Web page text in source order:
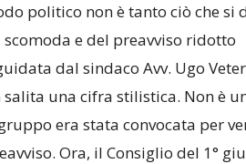
politico non è tanto ciò che si
scomoda e del preavviso ridotto
dal sindaco Avv. Ugo
una cifra stilistica. Non è
era stata convocata per
Ora, il Consiglio del 1°